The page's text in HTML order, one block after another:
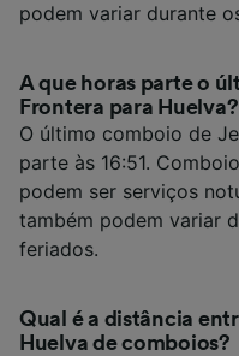
podem variar durante
A que horas parte o
Frontera para Huelva?
O último comboio de
parte às 16:51.
podem ser serviços
também podem variar
feriados.
Qual é a distância
Huelva de comboios?